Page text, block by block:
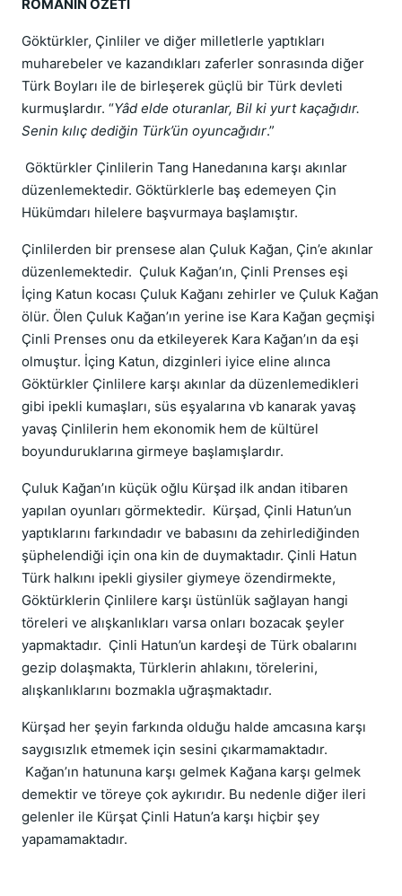
ROMANIN ÖZETİ
Göktürkler, Çinliler ve diğer milletlerle yaptıkları
muharebeler ve kazandıkları zaferler sonrasında diğer
Türk Boyları ile de birleşerek güçlü bir Türk devleti
kurmuşlardır. “Yâd elde oturanlar, Bil ki yurt kaçağıdır.
Senin kılıç dediğin Türk’ün oyuncağıdır.”
Göktürkler Çinlilerin Tang Hanedanına karşı akınlar
düzenlemektedir. Göktürklerle baş edemeyen Çin
Hükümdarı hilelere başvurmaya başlamıştır.
Çinlilerden bir prensese alan Çuluk Kağan, Çin’e akınlar
düzenlemektedir. Çuluk Kağan’ın, Çinli Prenses eşi
İçing Katun kocası Çuluk Kağanı zehirler ve Çuluk Kağan
ölür. Ölen Çuluk Kağan’ın yerine ise Kara Kağan geçmişi
Çinli Prenses onu da etkileyerek Kara Kağan’ın da eşi
olmuştur. İçing Katun, dizginleri iyice eline alınca
Göktürkler Çinlilere karşı akınlar da düzenlemedikleri
gibi ipekli kumaşları, süs eşyalarına vb kanarak yavaş
yavaş Çinlilerin hem ekonomik hem de kültürel
boyunduruklarına girmeye başlamışlardır.
Çuluk Kağan’ın küçük oğlu Kürşad ilk andan itibaren
yapılan oyunları görmektedir. Kürşad, Çinli Hatun’un
yaptıklarını farkındadır ve babasını da zehirlediğinden
şüphelendiği için ona kin de duymaktadır. Çinli Hatun
Türk halkını ipekli giysiler giymeye özendirmekte,
Göktürklerin Çinlilere karşı üstünlük sağlayan hangi
töreleri ve alışkanlıkları varsa onları bozacak şeyler
yapmaktadır. Çinli Hatun’un kardeşi de Türk obalarını
gezip dolaşmakta, Türklerin ahlakını, törelerini,
alışkanlıklarını bozmakla uğraşmaktadır.
Kürşad her şeyin farkında olduğu halde amcasına karşı
saygısızlık etmemek için sesini çıkarmamaktadır.
Kağan’ın hatununa karşı gelmek Kağana karşı gelmek
demektir ve töreye çok aykırıdır. Bu nedenle diğer ileri
gelenler ile Kürşat Çinli Hatun’a karşı hiçbir şey
yapamamaktadır.